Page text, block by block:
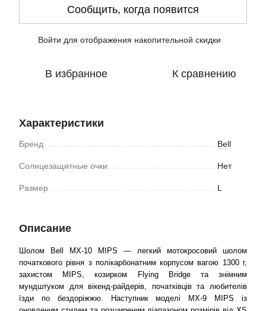
Сообщить, когда появится
Войти для отображения накопительной скидки
В избранное К сравнению
Характеристики
Бренд Bell
Солнцезащитные очки Нет
Размер L
Описание
Шолом Bell MX-10 MIPS — легкий мотокросовий шолом
початкового рівня з полікарбонатним корпусом вагою 1300 г,
захистом MIPS, козирком Flying Bridge та знімним
мундштуком для вікенд-райдерів, початківців та любителів
їзди по бездоріжжю. Наступник моделі MX-9 MIPS із